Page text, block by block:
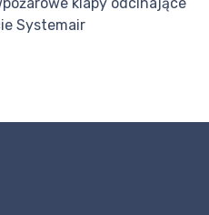
Systemair